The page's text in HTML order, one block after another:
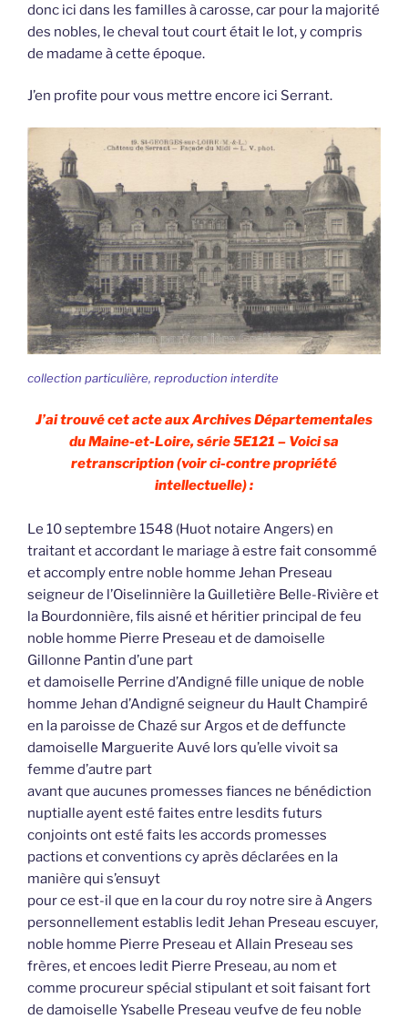
donc ici dans les familles à carosse, car pour la majorité
des nobles, le cheval tout court était le lot, y compris
de madame à cette époque.
J’en profite pour vous mettre encore ici Serrant.
collection particulière, reproduction interdite
J’ai trouvé cet acte aux Archives Départementales
du Maine-et-Loire, série 5E121 – Voici sa
retranscription (voir ci-contre propriété
intellectuelle) :
Le 10 septembre 1548 (Huot notaire Angers) en
traitant et accordant le mariage à estre fait consommé
et accomply entre noble homme Jehan Preseau
seigneur de l’Oiselinnière la Guilletière Belle-Rivière et
la Bourdonnière, fils aisné et héritier principal de feu
noble homme Pierre Preseau et de damoiselle
Gillonne Pantin d’une part
et damoiselle Perrine d’Andigné fille unique de noble
homme Jehan d’Andigné seigneur du Hault Champiré
en la paroisse de Chazé sur Argos et de deffuncte
damoiselle Marguerite Auvé lors qu’elle vivoit sa
femme d’autre part
avant que aucunes promesses fiances ne bénédiction
nuptialle ayent esté faites entre lesdits futurs
conjoints ont esté faits les accords promesses
pactions et conventions cy après déclarées en la
manière qui s’ensuyt
pour ce est-il que en la cour du roy notre sire à Angers
personnellement establis ledit Jehan Preseau escuyer,
noble homme Pierre Preseau et Allain Preseau ses
frères, et encoes ledit Pierre Preseau, au nom et
comme procureur spécial stipulant et soit faisant fort
de damoiselle Ysabelle Preseau veufve de feu noble